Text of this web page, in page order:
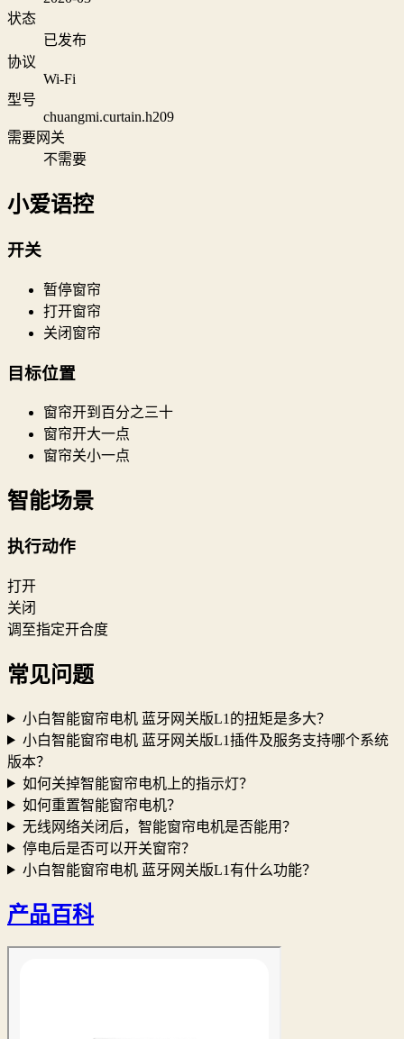
状态
已发布
协议
Wi‑Fi
型号
chuangmi.curtain.h209
需要网关
不需要
小爱语控
开关
暂停窗帘
打开窗帘
关闭窗帘
目标位置
窗帘开到百分之三十
窗帘开大一点
窗帘关小一点
智能场景
执行动作
打开
关闭
调至指定开合度
常见问题
小白智能窗帘电机 蓝牙网关版L1的扭矩是多大？
小白智能窗帘电机 蓝牙网关版L1插件及服务支持哪个系统
版本？
如何关掉智能窗帘电机上的指示灯？
如何重置智能窗帘电机？
无线网络关闭后，智能窗帘电机是否能用？
停电后是否可以开关窗帘？
小白智能窗帘电机 蓝牙网关版L1有什么功能？
产品百科